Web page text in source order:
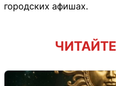
городских афишах.